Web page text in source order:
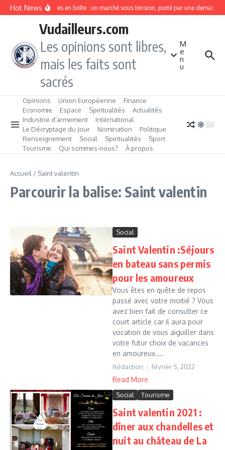
Aller au contenu
Hot NewsSardines en boîte : un marché sous tension, porté par une demande
Vudailleurs.com
Les opinions sont libres,
mais les faits sont
sacrés
M
e
n
u
Opinions Union Européenne
Finance
Economie
Espace Spiritualités
Actualités
Industrie d’armement
International
Le Décryptage du Jour
Nomination
Politique
Renseignement
Social Spiritualités
Sport
Tourisme
Qui sommes‑nous? À propos
Accueil / Saint valentin
Parcourir la balise: Saint valentin
Social
Saint Valentin :Séjours
en bateau sans permis
pour les amoureux
Vous êtes en quête de repos
passé avec votre moitié ? Vous
avez bien fait de consulter ce
court article car il aura pour
vocation de vous aiguiller dans
votre futur choix de vacances
en amoureux....
Rédaction février 5, 2022
Read More
Social Tourisme
Saint valentin 2021 :
dîner aux chandelles et
nuit au château de La